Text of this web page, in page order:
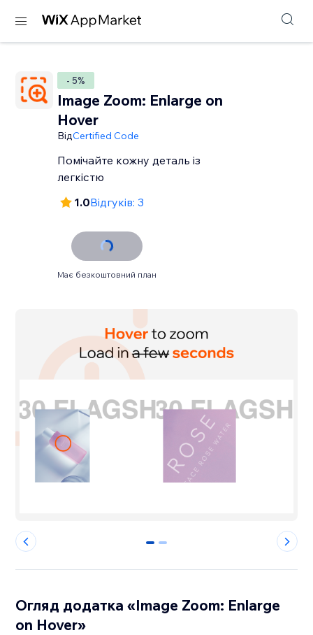
- 5%
Image Zoom: Enlarge on
Hover
ВідCertified Code
Помічайте кожну деталь із
легкістю
1.0Відгуків: 3
Має безкоштовний план
0 1
Огляд додатка «Image Zoom: Enlarge
on Hover»